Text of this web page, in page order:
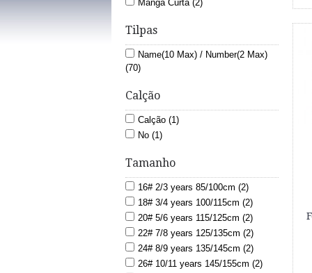
Manga Curta (2)
Tilpas
Name(10 Max) / Number(2 Max)
(70)
Calção
Calção (1)
No (1)
Tamanho
16# 2/3 years 85/100cm (2)
18# 3/4 years 100/115cm (2)
20# 5/6 years 115/125cm (2)
22# 7/8 years 125/135cm (2)
24# 8/9 years 135/145cm (2)
26# 10/11 years 145/155cm (2)